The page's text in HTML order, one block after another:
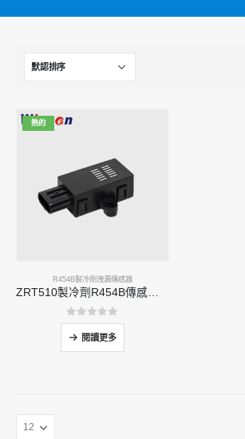
熱的
R454B製冷劑洩漏傳感器
05分
閱讀更多